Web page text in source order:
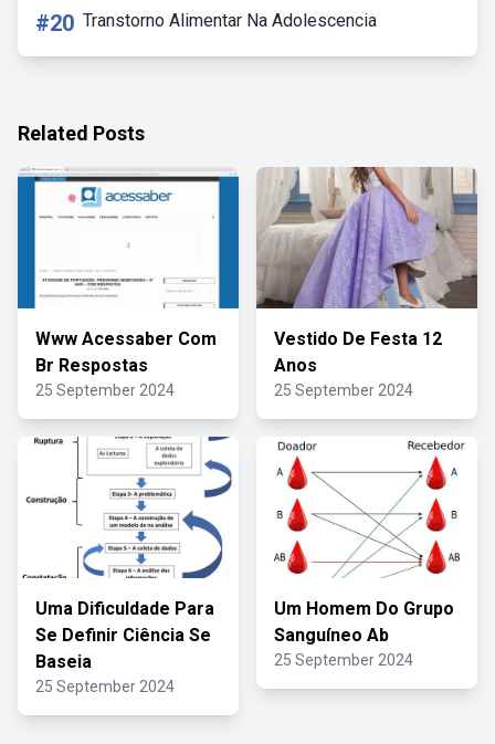
#20 Transtorno Alimentar Na Adolescencia
Related Posts
Www Acessaber Com
Br Respostas
25 September 2024
Vestido De Festa 12
Anos
25 September 2024
Uma Dificuldade Para
Se Definir Ciência Se
Baseia
25 September 2024
Um Homem Do Grupo
Sanguíneo Ab
25 September 2024